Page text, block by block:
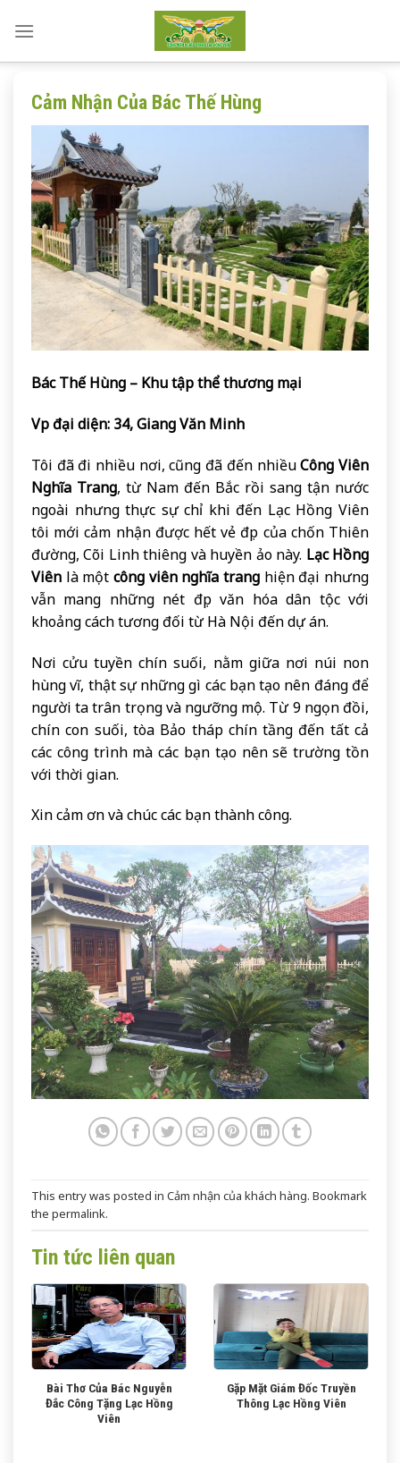
Cảm Nhận Của Bác Thế Hùng
Bác Thế Hùng – Khu tập thể thương mại
Vp đại diện: 34, Giang Văn Minh
Tôi đã đi nhiều nơi, cũng đã đến nhiềuCông Viên
Nghĩa Trang, từ Nam đến Bắc rồi sang tận nước
ngoài nhưng thực sự chỉ khi đến Lạc Hồng Viên
tôi mới cảm nhận được hết vẻ đẹp của chốn Thiên
đường, Cõi Linh thiêng và huyền ảo này. Lạc Hồng
Viên là một công viên nghĩa trang hiện đại nhưng
vẫn mang những nét đẹp văn hóa dân tộc với
khoảng cách tương đối từ Hà Nội đến dự án.
Nơi cửu tuyền chín suối, nằm giữa nơi núi non
hùng vĩ, thật sự những gì các bạn tạo nên đáng để
người ta trân trọng và ngưỡng mộ. Từ 9 ngọn đồi,
chín con suối, tòa Bảo tháp chín tầng đến tất cả
các công trình mà các bạn tạo nên sẽ trường tồn
với thời gian.
Xin cảm ơn và chúc các bạn thành công.
This entry was posted in Cảm nhận của khách hàng. Bookmark
the permalink.
Tin tức liên quan
Bài Thơ Của Bác Nguyễn
Đắc Công Tặng Lạc Hồng
Viên
Gặp Mặt Giám Đốc Truyền
Thông Lạc Hồng Viên